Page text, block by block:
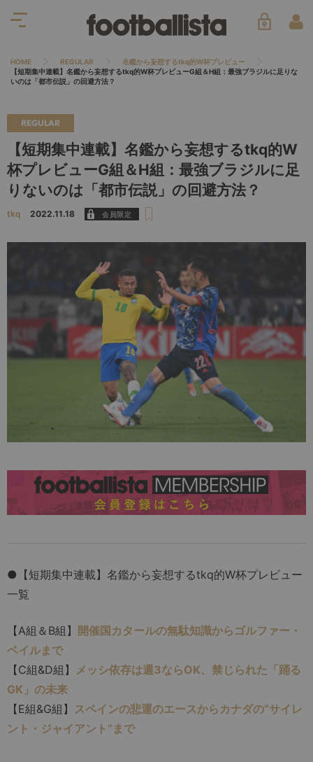
HOME REGULAR
名鑑から妄想するtkq的W杯プレビュー
【短期集中連載】名鑑から妄想するtkq的W杯プレビューG組＆H組：最強ブラジルに足りな
いのは「都市伝説」の回避方法？
REGULAR
【短期集中連載】名鑑から妄想するtkq的W
杯プレビューG組＆H組：最強ブラジルに足
りないのは「都市伝説」の回避方法？
tkq 2022.11.18
●【短期集中連載】名鑑から妄想するtkq的W杯プレビュー
一覧
【A組＆B組】 開催国カタールの無駄知識からゴルファー・
ベイルまで
【C組&D組】
メッシ依存は週3ならOK、禁じられた「踊る
GK」の未来
【E組&G組】
スペインの悲運のエースからカナダの“サイレ
ント・ジャイアント”まで